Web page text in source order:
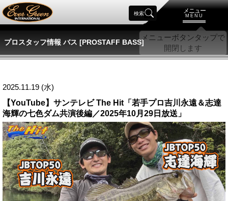
メニュー
MENU
検索
プロスタッフ情報 バス [PROSTAFF BASS]
2025.11.19 (水)
【YouTube】サンテレビ The Hit「若手プロ吉川永遠＆志達
海輝の七色ダム共演後編／2025年10月29日放送」